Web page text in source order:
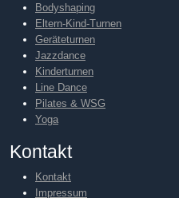
Bodyshaping
Eltern-Kind-Turnen
Geräteturnen
Jazzdance
Kinderturnen
Line Dance
Pilates & WSG
Yoga
Kontakt
Kontakt
Impressum